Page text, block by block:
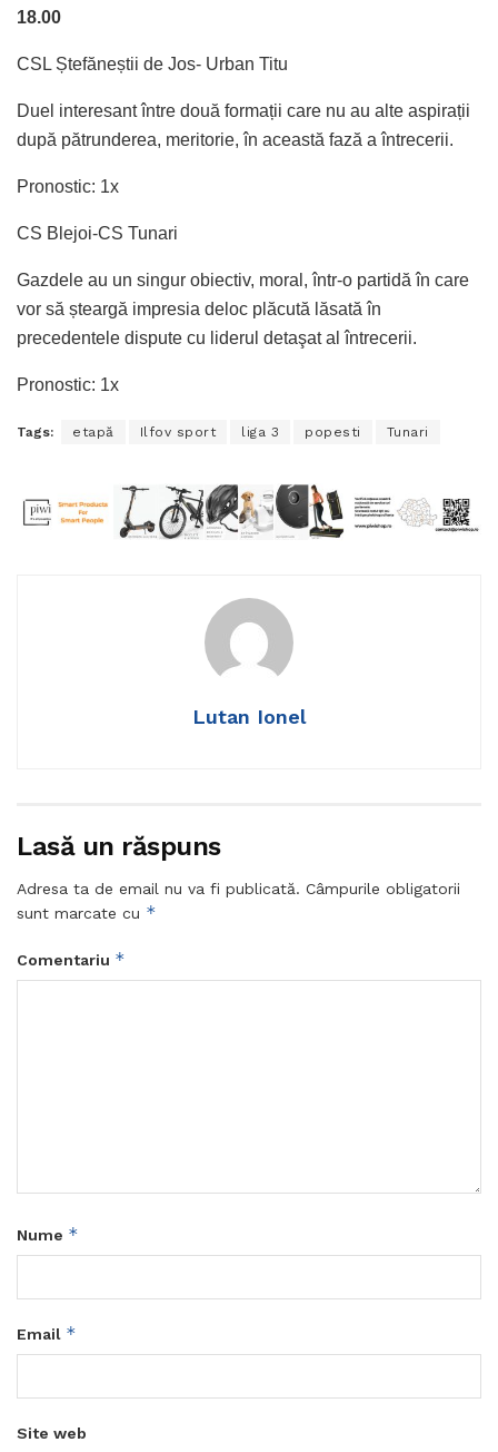
18.00
CSL Ștefăneștii de Jos- Urban Titu
Duel interesant între două formații care nu au alte aspirații
după pătrunderea, meritorie, în această fază a întrecerii.
Pronostic: 1x
CS Blejoi-CS Tunari
Gazdele au un singur obiectiv, moral, într-o partidă în care
vor să șteargă impresia deloc plăcută lăsată în
precedentele dispute cu liderul detaşat al întrecerii.
Pronostic: 1x
Tags: etapă Ilfov sport liga 3 popesti Tunari
Lutan Ionel
Lasă un răspuns
Adresa ta de email nu va fi publicată. Câmpurile obligatorii
sunt marcate cu *
Comentariu *
Nume *
Email *
Site web